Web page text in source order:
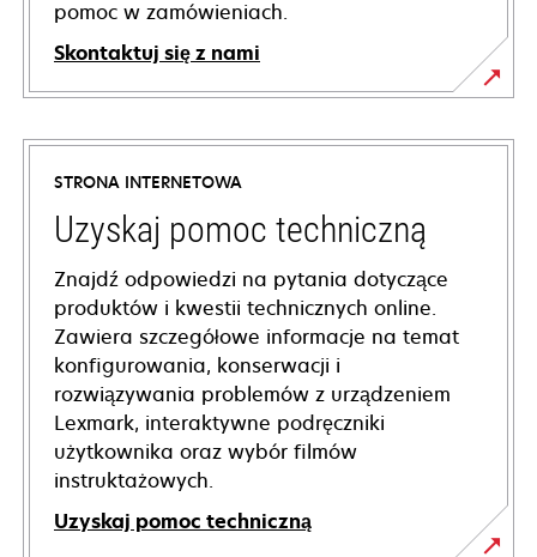
pomoc w zamówieniach.
Skontaktuj się z nami
STRONA INTERNETOWA
Uzyskaj pomoc techniczną
Znajdź odpowiedzi na pytania dotyczące
produktów i kwestii technicznych online.
Zawiera szczegółowe informacje na temat
konfigurowania, konserwacji i
rozwiązywania problemów z urządzeniem
Lexmark, interaktywne podręczniki
użytkownika oraz wybór filmów
instruktażowych.
Uzyskaj pomoc techniczną